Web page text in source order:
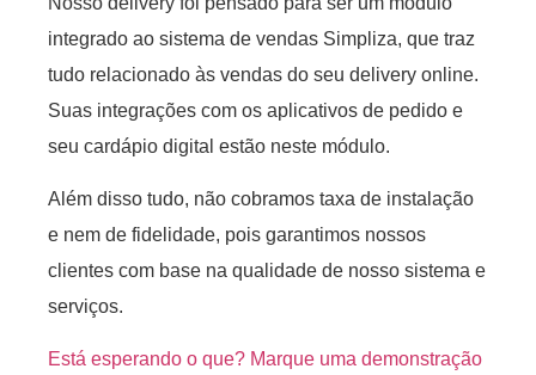
integrado ao sistema de vendas Simpliza, que traz
tudo relacionado às vendas do seu delivery online.
Suas integrações com os aplicativos de pedido e
seu cardápio digital estão neste módulo.
Além disso tudo, não cobramos taxa de instalação
e nem de fidelidade, pois garantimos nossos
clientes com base na qualidade de nosso sistema e
serviços.
Está esperando o que? Marque uma demonstração